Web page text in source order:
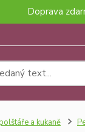
Doprava
a kukaně